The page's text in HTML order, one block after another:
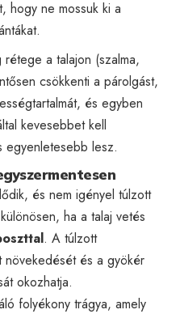
hogy ne mossuk ki a
rétege a talajon (szalma,
csökkenti a párolgást,
és egyben
kevesebbet kell
egyenletesebb lesz.
és nem igényel túlzott
ha a talaj vetés
. A túlzott
növekedését és a gyökér
okozhatja.
folyékony trágya, amely